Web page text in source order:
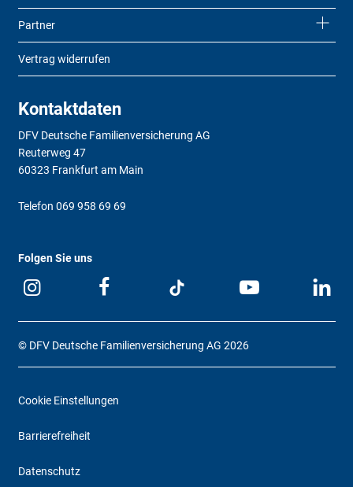
Partner
Vertrag widerrufen
Kontaktdaten
DFV Deutsche Familienversicherung AG
Reuterweg 47
60323 Frankfurt am Main
Telefon 069 958 69 69
Folgen Sie uns
© DFV Deutsche Familienversicherung AG 2026
Cookie Einstellungen
Barrierefreiheit
Datenschutz